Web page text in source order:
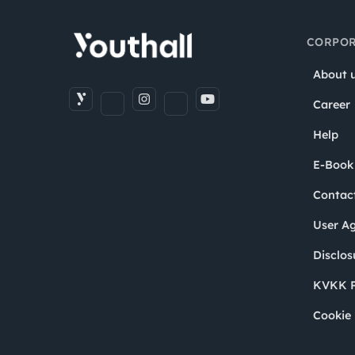
About
Career
Help
E-Book
User
KVKK
Cookie